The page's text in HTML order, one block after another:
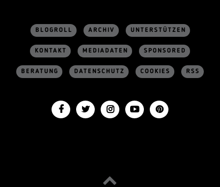
BLOGROLL ARCHIV UNTERSTÜTZEN
KONTAKT MEDIADATEN SPONSORED
BERATUNG DATENSCHUTZ COOKIES RSS